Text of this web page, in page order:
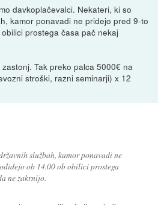
davkoplačevalci. Nekateri, ki so
kamor ponavadi ne pridejo pred 9-to
prostega časa pač nekaj
Tak preko palca 5000€ na
stroški, razni seminarji) x 12
službah, kamor ponavadi ne
ob 14.00 ob obilici prostega
ne zakrnijo.